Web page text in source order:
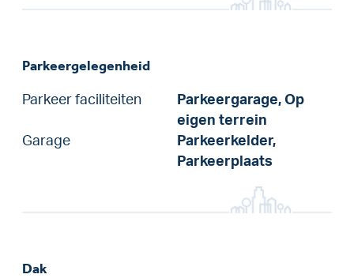
Parkeergelegenheid
Parkeer faciliteiten
Parkeergarage, Op
eigen terrein
Garage
Parkeerkelder,
Parkeerplaats
Dak